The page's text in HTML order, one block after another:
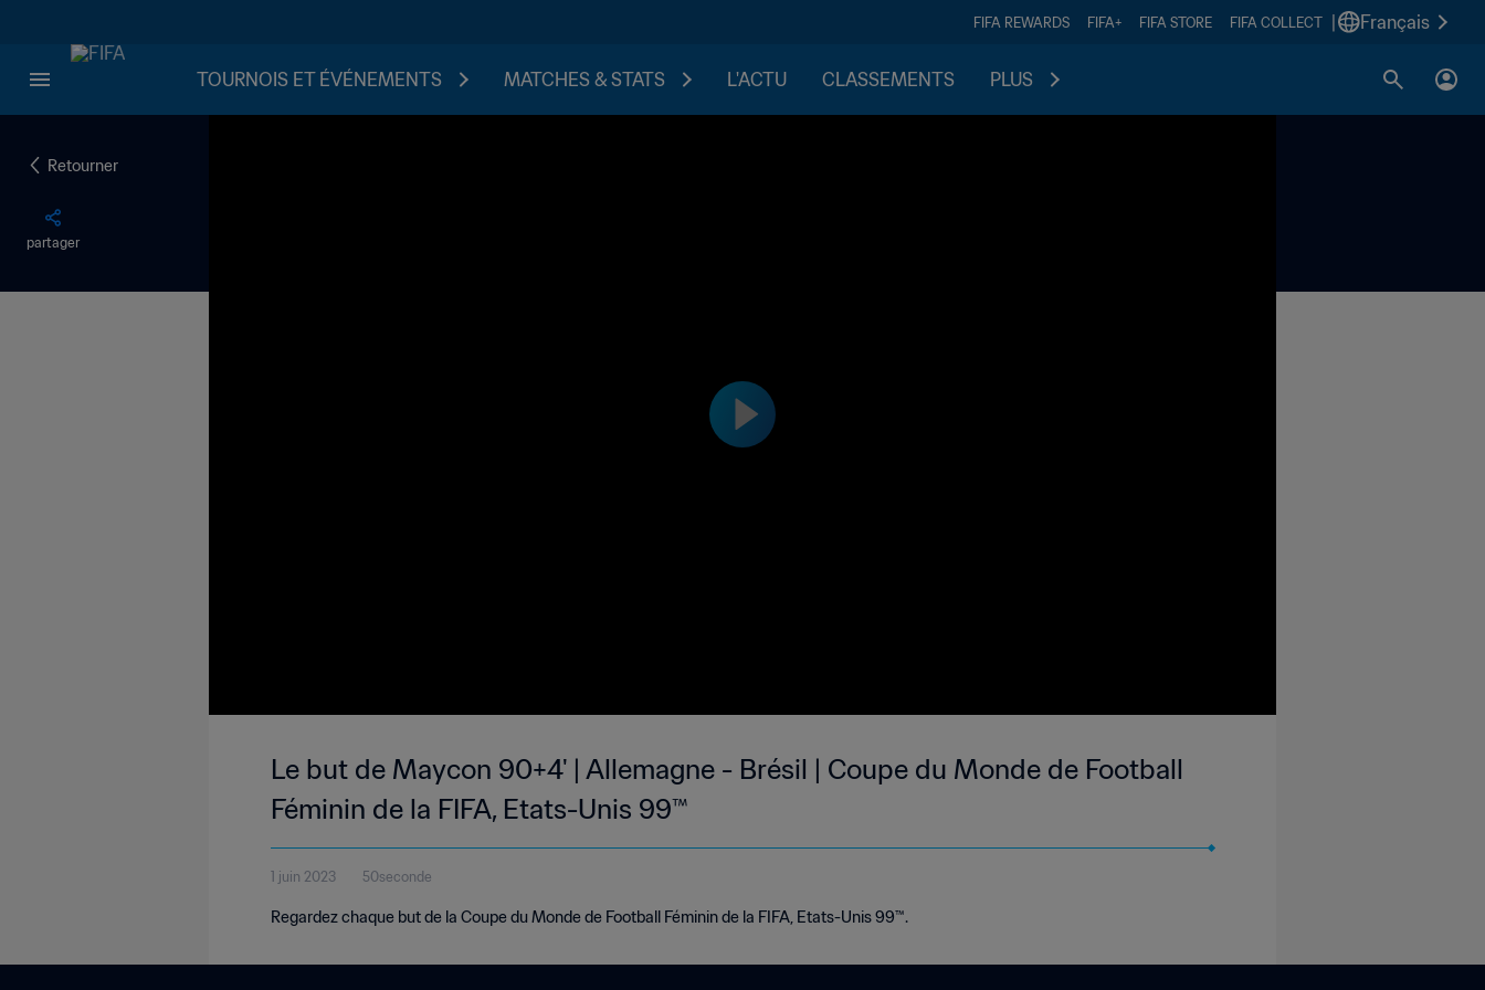
FIFA REWARDS FIFA+ FIFA STORE FIFA COLLECT Français
TOURNOIS ET ÉVÉNEMENTS MATCHES & STATS L'ACTU CLASSEMENTS PLUS
Retourner
partager
Le but de Maycon 90+4' | Allemagne - Brésil | Coupe du Monde de Football
Féminin de la FIFA, Etats-Unis 99™
1 juin 2023 50seconde
Regardez chaque but de la Coupe du Monde de Football Féminin de la FIFA, Etats-Unis 99™.